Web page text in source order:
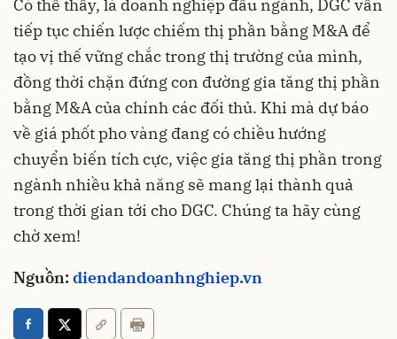
Có thể thấy, là doanh nghiệp đầu ngành, DGC vẫn
tiếp tục chiến lược chiếm thị phần bằng M&A để
tạo vị thế vững chắc trong thị trường của mình,
đồng thời chặn đứng con đường gia tăng thị phần
bằng M&A của chính các đối thủ. Khi mà dự báo
về giá phốt pho vàng đang có chiều hướng
chuyển biến tích cực, việc gia tăng thị phần trong
ngành nhiều khả năng sẽ mang lại thành quả
trong thời gian tới cho DGC. Chúng ta hãy cùng
chờ xem!
Nguồn:diendandoanhnghiep.vn